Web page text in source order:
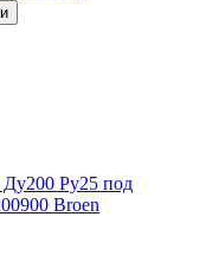
Ру25 под
Broen